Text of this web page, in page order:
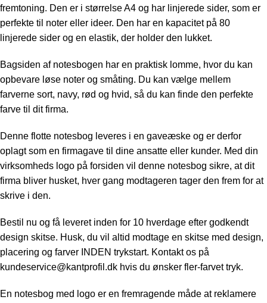
fremtoning. Den er i størrelse A4 og har linjerede sider, som er
perfekte til noter eller ideer. Den har en kapacitet på 80
linjerede sider og en elastik, der holder den lukket.
Bagsiden af notesbogen har en praktisk lomme, hvor du kan
opbevare løse noter og småting. Du kan vælge mellem
farverne sort, navy, rød og hvid, så du kan finde den perfekte
farve til dit firma.
Denne flotte notesbog leveres i en gaveæske og er derfor
oplagt som en firmagave til dine ansatte eller kunder. Med din
virksomheds logo på forsiden vil denne notesbog sikre, at dit
firma bliver husket, hver gang modtageren tager den frem for at
skrive i den.
Bestil nu og få leveret inden for 10 hverdage efter godkendt
design skitse. Husk, du vil altid modtage en skitse med design,
placering og farver INDEN trykstart. Kontakt os på
kundeservice@kantprofil.dk hvis du ønsker fler-farvet tryk.
En notesbog med logo er en fremragende måde at reklamere